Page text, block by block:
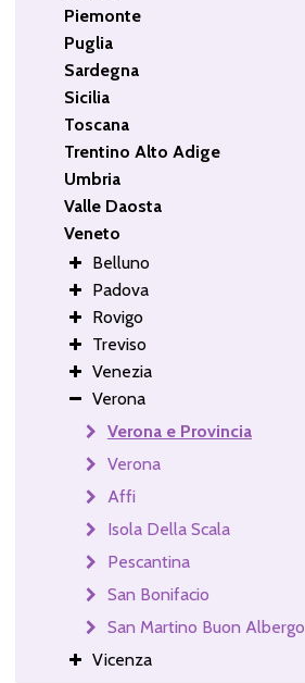
Piemonte
Puglia
Sardegna
Sicilia
Toscana
Trentino Alto Adige
Umbria
Valle Daosta
Veneto
Belluno
Padova
Rovigo
Treviso
Venezia
Verona
Verona e Provincia
Verona
Affi
Isola Della Scala
Pescantina
San Bonifacio
San Martino Buon Albergo
Vicenza